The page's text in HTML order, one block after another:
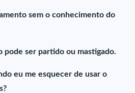
sem o conhecimento do
pode ser partido ou mastigado.
eu me esquecer de usar o